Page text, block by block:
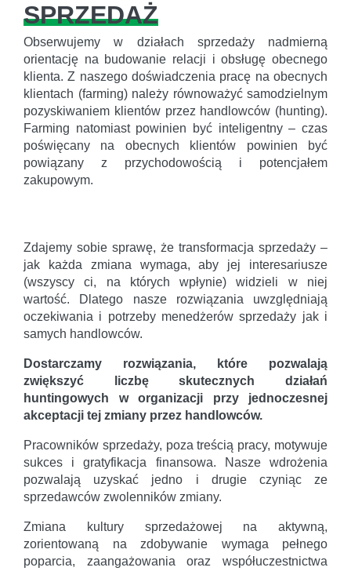
SPRZEDAŻ
Obserwujemy w działach sprzedaży nadmierną
orientację na budowanie relacji i obsługę obecnego
klienta. Z naszego doświadczenia pracę na obecnych
klientach (farming) należy równoważyć samodzielnym
pozyskiwaniem klientów przez handlowców (hunting).
Farming natomiast powinien być inteligentny – czas
poświęcany na obecnych klientów powinien być
powiązany z przychodowością i potencjałem
zakupowym.
Zdajemy sobie sprawę, że transformacja sprzedaży –
jak każda zmiana wymaga, aby jej interesariusze
(wszyscy ci, na których wpłynie) widzieli w niej
wartość. Dlatego nasze rozwiązania uwzględniają
oczekiwania i potrzeby menedżerów sprzedaży jak i
samych handlowców.
Dostarczamy rozwiązania, które pozwalają
zwiększyć liczbę skutecznych działań
huntingowych w organizacji przy jednoczesnej
akceptacji tej zmiany przez handlowców.
Pracowników sprzedaży, poza treścią pracy, motywuje
sukces i gratyfikacja finansowa. Nasze wdrożenia
pozwalają uzyskać jedno i drugie czyniąc ze
sprzedawców zwolenników zmiany.
Zmiana kultury sprzedażowej na aktywną,
zorientowaną na zdobywanie wymaga pełnego
poparcia, zaangażowania oraz współuczestnictwa